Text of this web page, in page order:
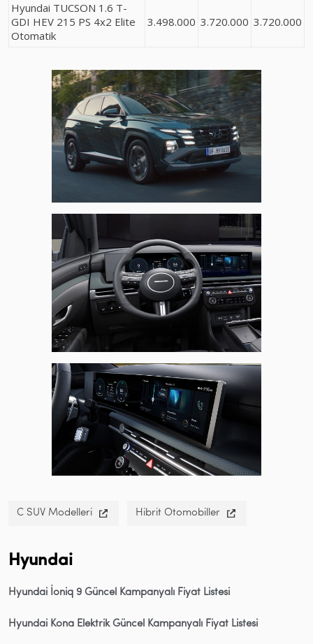
Hyundai TUCSON 1.6 T-
GDI HEV 215 PS 4x2 Elite
Otomatik
3.498.000 3.720.000 3.720.000
C SUV Modelleri Hibrit Otomobiller
Hyundai
Hyundai İoniq 9 Güncel Kampanyalı Fiyat Listesi
Hyundai Kona Elektrik Güncel Kampanyalı Fiyat Listesi